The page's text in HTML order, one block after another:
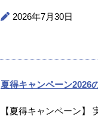
2026年7月30日
夏得キャンペーン2026
【夏得キャンペーン】